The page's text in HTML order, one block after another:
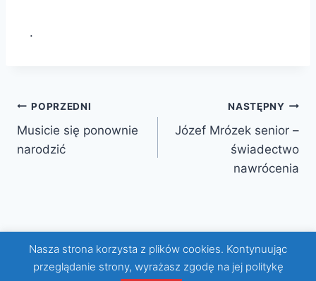
.
POPRZEDNI
Musicie się ponownie
narodzić
NASTĘPNY
Józef Mrózek senior –
świadectwo
nawrócenia
© 2026 KWCH Motyw WordPress, autor:
Kadence WP
Nasza strona korzysta z plików cookies. Kontynuując
przeglądanie strony, wyrażasz zgodę na jej politykę